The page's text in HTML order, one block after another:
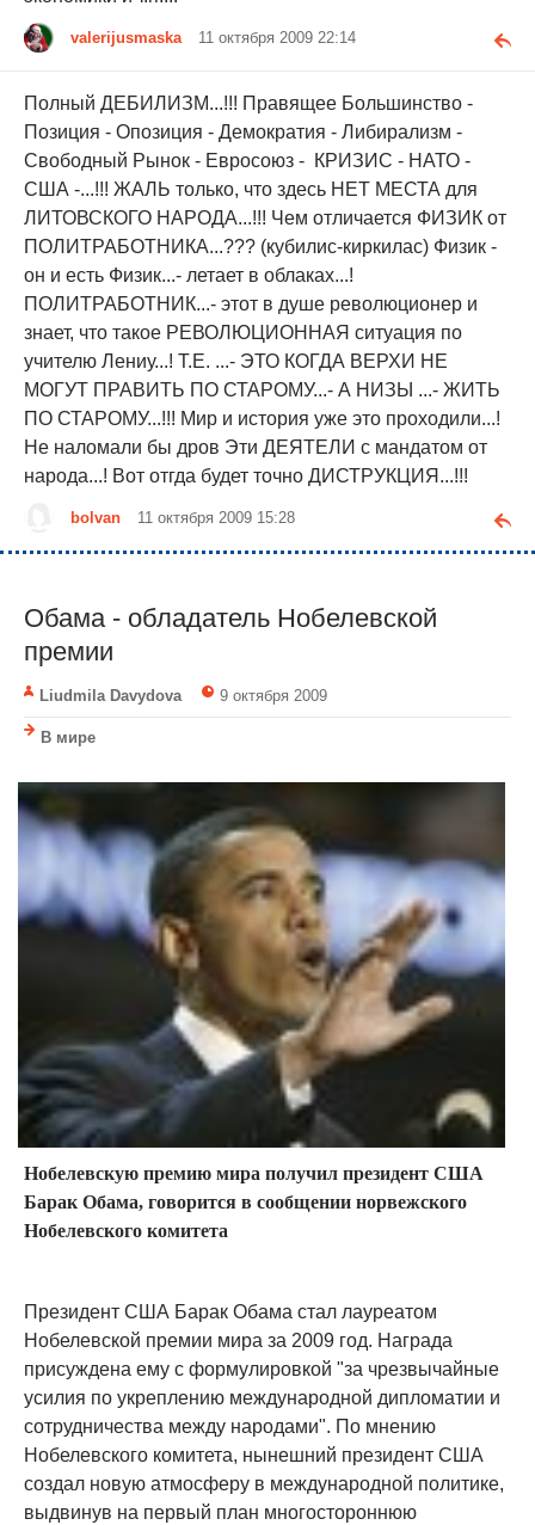
valerijusmaska 11 октября 2009 22:14
Полный ДЕБИЛИЗМ...!!! Правящее Большинство -
Позиция - Опозиция - Демократия - Либирализм -
Свободный Рынок - Евросоюз - КРИЗИС - НАТО -
США -...!!! ЖАЛЬ только, что здесь НЕТ МЕСТА для
ЛИТОВСКОГО НАРОДА...!!! Чем отличается ФИЗИК от
ПОЛИТРАБОТНИКА...??? (кубилис-киркилас) Физик -
он и есть Физик...- летает в облаках...!
ПОЛИТРАБОТНИК...- этот в душе революционер и
знает, что такое РЕВОЛЮЦИОННАЯ ситуация по
учителю Лениу...! Т.Е. ...- ЭТО КОГДА ВЕРХИ НЕ
МОГУТ ПРАВИТЬ ПО СТАРОМУ...- А НИЗЫ ...- ЖИТЬ
ПО СТАРОМУ...!!! Мир и история уже это проходили...!
Не наломали бы дров Эти ДЕЯТЕЛИ с мандатом от
народа...! Вот отгда будет точно ДИСТРУКЦИЯ...!!!
bolvan 11 октября 2009 15:28
Обама - обладатель Нобелевской
премии
Liudmila Davydova 9 октября 2009
В мире
Нобелевскую премию мира получил президент США
Барак Обама, говорится в сообщении норвежского
Нобелевского комитета
Президент США Барак Обама стал лауреатом
Нобелевской премии мира за 2009 год. Награда
присуждена ему с формулировкой "за чрезвычайные
усилия по укреплению международной дипломатии и
сотрудничества между народами". По мнению
Нобелевского комитета, нынешний президент США
создал новую атмосферу в международной политике,
выдвинув на первый план многостороннюю